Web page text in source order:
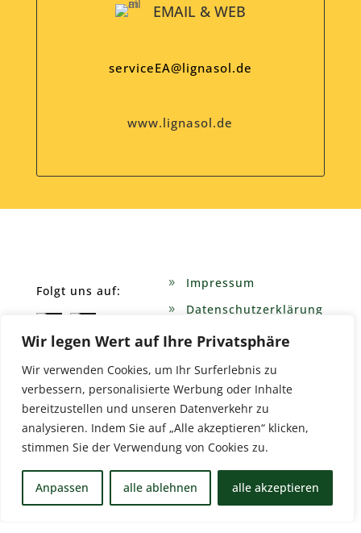
Wir legen Wert auf Ihre Privatsphäre
Wir verwenden Cookies, um Ihr Surferlebnis zu
verbessern, personalisierte Werbung oder Inhalte
bereitzustellen und unseren Datenverkehr zu
analysieren. Indem Sie auf „Alle akzeptieren“ klicken,
stimmen Sie der Verwendung von Cookies zu.
Anpassen alle ablehnen alle akzeptieren
EMAIL & WEB
serviceEA@lignasol.de
www.lignasol.de
Folgt uns auf:
Impressum
Datenschutzerklärung
© All Rights Reserved I www.frisch-
medien.de